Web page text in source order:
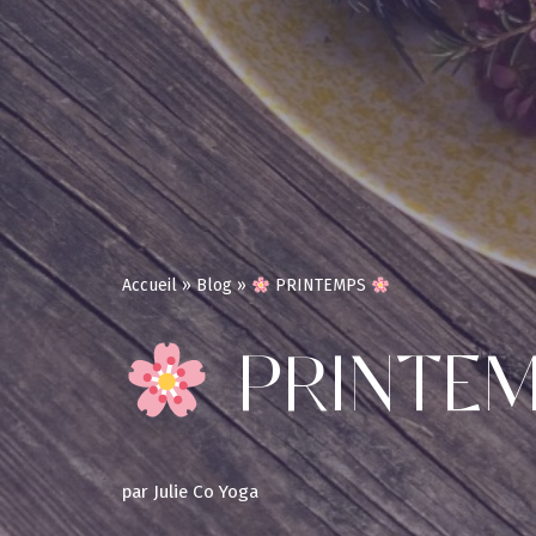
Accueil»Blog» PRINTEMPS
par Julie Co Yoga